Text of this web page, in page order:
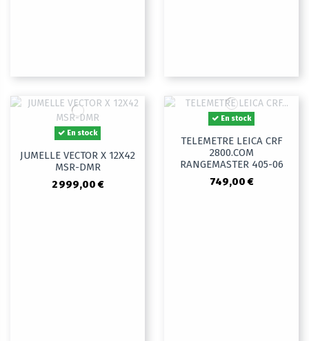
En stock
JUMELLE VECTOR X 12X42
MSR-DMR
2 999,00 €
En stock
TELEMETRE LEICA CRF
2800.COM
RANGEMASTER 405-06
749,00 €